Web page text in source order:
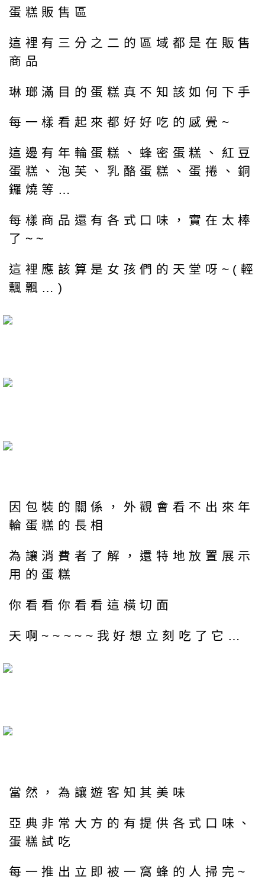
蛋糕販售區
這裡有三分之二的區域都是在販售
商品
琳瑯滿目的蛋糕真不知該如何下手
每一樣看起來都好好吃的感覺~
這邊有年輪蛋糕、蜂密蛋糕、紅豆
蛋糕、泡芙、乳酪蛋糕、蛋捲、銅
鑼燒等…
每樣商品還有各式口味，實在太棒
了~~
這裡應該算是女孩們的天堂呀~(輕
飄飄…)
因包裝的關係，外觀會看不出來年
輪蛋糕的長相
為讓消費者了解，還特地放置展示
用的蛋糕
你看看你看看這橫切面
天啊~~~~~我好想立刻吃了它…
當然，為讓遊客知其美味
亞典非常大方的有提供各式口味、
蛋糕試吃
每一推出立即被一窩蜂的人掃完~